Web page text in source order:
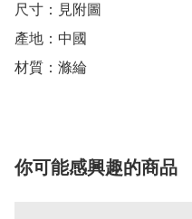
尺寸：見附圖
產地：中國
材質：滌綸
你可能感興趣的商品